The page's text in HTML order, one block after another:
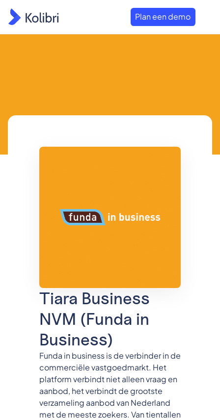
Plan een demo
Tiara Business
NVM (Funda in
Business)
Funda in business is de verbinder in de
commerciële vastgoedmarkt. Het
platform verbindt niet alleen vraag en
aanbod, het verbindt de grootste
verzameling aanbod van Nederland
met de meeste zoekers. Van tientallen